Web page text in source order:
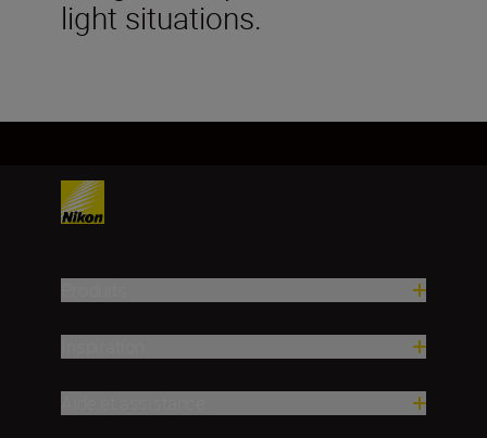
light situations.